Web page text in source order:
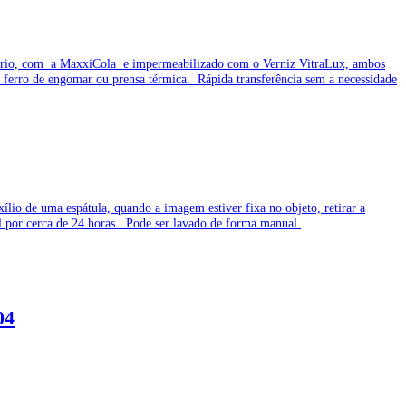
com a MaxxiCola e impermeabilizado com o Verniz VitraLux, ambos
de engomar ou prensa térmica. Rápida transferência sem a necessidade
de uma espátula, quando a imagem estiver fixa no objeto, retirar a
cerca de 24 horas. Pode ser lavado de forma manual.